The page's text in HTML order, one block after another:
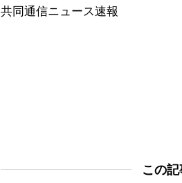
共同通信ニュース速報
この